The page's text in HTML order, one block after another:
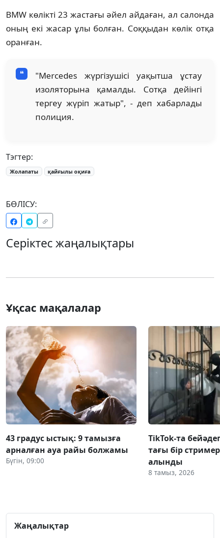
BMW көлікті 23 жастағы әйел айдаған, ал салонда
оның екі жасар ұлы болған. Соққыдан көлік отқа
оранған.
"Mercedes жүргізушісі уақытша ұстау
изоляторына қамалды. Сотқа дейінгі
тергеу жүріп жатыр", - деп хабарлады
полиция.
Тэгтер:
Жолапаты қайғылы оқиға
БӨЛІСУ:
Серіктес жаңалықтары
Ұқсас мақалалар
43 градус ыстық: 9 тамызға
арналған ауа райы болжамы
Бүгін, 09:00
TikTok-та
тағы бір
алынды
8 тамыз, 2026
Жаңалықтар